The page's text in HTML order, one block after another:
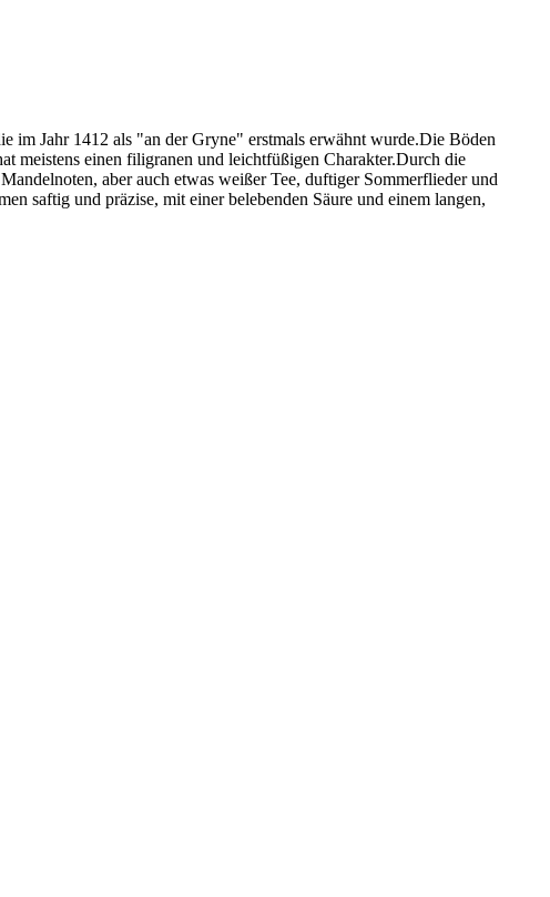
im Jahr 1412 als "an der Gryne" erstmals erwähnt wurde.Die Böden
meistens einen filigranen und leichtfüßigen Charakter.Durch die
aber auch etwas weißer Tee, duftiger Sommerflieder und
saftig und präzise, mit einer belebenden Säure und einem langen,